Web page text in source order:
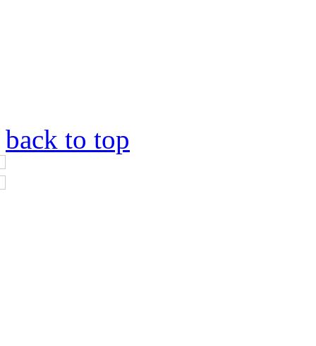
back to top